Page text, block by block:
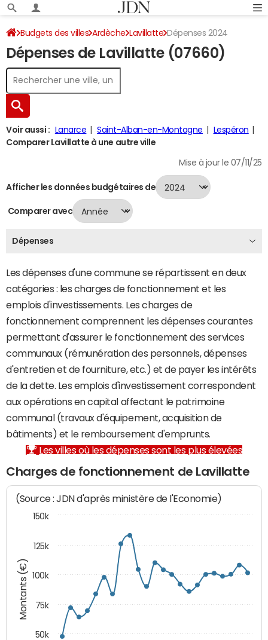
Budgets des villes Ardèche Lavillatte Dépenses 2024
Dépenses de Lavillatte (07660)
Voir aussi : Lanarce Saint-Alban-en-Montagne
Lespéron
Comparer Lavillatte à une autre ville
Mise à jour le 07/11/25
Afficher les données budgétaires de
Comparer avec
Dépenses
Les dépenses d'une commune se répartissent en deux
catégories : les charges de fonctionnement et les
emplois d'investissements. Les charges de
fonctionnement comprennent les dépenses courantes
permettant d'assurer le fonctionnement des services
communaux (rémunération des personnels, dépenses
d'entretien et de fourniture, etc.) et de payer les intérêts
de la dette. Les emplois d'investissement correspondent
aux opérations en capital affectant le patrimoine
communal (travaux d'équipement, acquisition de
bâtiments) et le remboursement d'emprunts.
Les villes où les dépenses sont les plus élevées
Charges de fonctionnement de Lavillatte
Montants (€)
(Source : JDN d'après ministère de l'Economie)
50k
75k
100k
125k
150k